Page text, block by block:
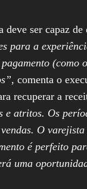
deve ser capaz
para a
, comenta o
recuperar a
e atritos. Os
O
é perfeito
uma